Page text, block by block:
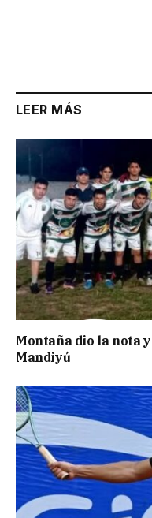
LEER MÁS
Montaña dio la nota
Mandiyú